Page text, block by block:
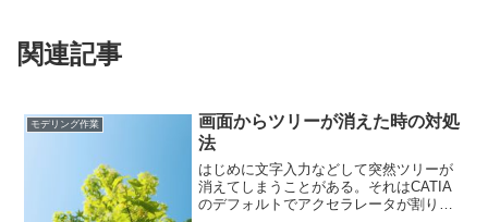
関連記事
モデリング作業
画面からツリーが消えた時の対処
法
はじめに文字入力などして突然ツリーが
消えてしまうことがある。それはCATIA
のデフォルトでアクセラレータが割り当